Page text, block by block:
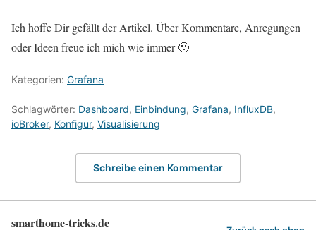
Ich hoffe Dir gefällt der Artikel. Über Kommentare, Anregungen
oder Ideen freue ich mich wie immer 🙂
Kategorien: Grafana
Schlagwörter: Dashboard, Einbindung, Grafana, InfluxDB,
ioBroker, Konfigur, Visualisierung
Schreibe einen Kommentar
smarthome-tricks.de